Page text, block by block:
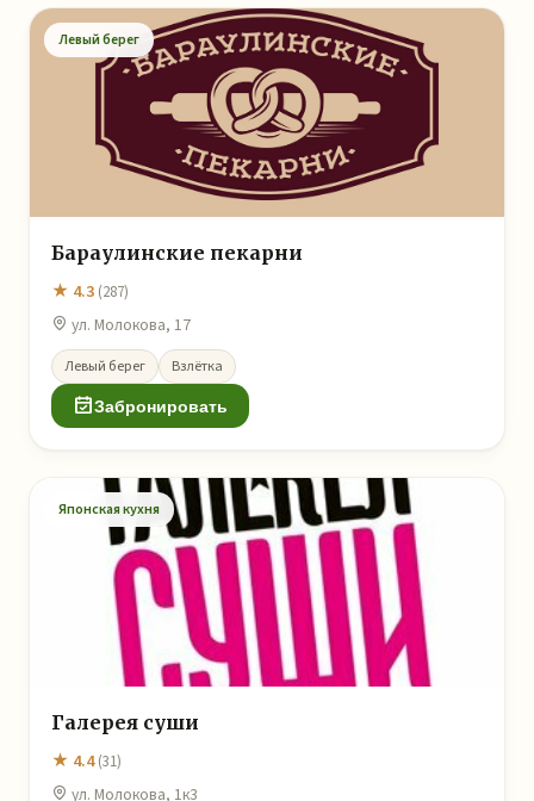
Левый берег
Бараулинские пекарни
★ 4.3 (287)
ул. Молокова, 17
Левый берег Взлётка
Забронировать
Японская кухня
Галерея суши
★ 4.4(31)
ул. Молокова, 1к3